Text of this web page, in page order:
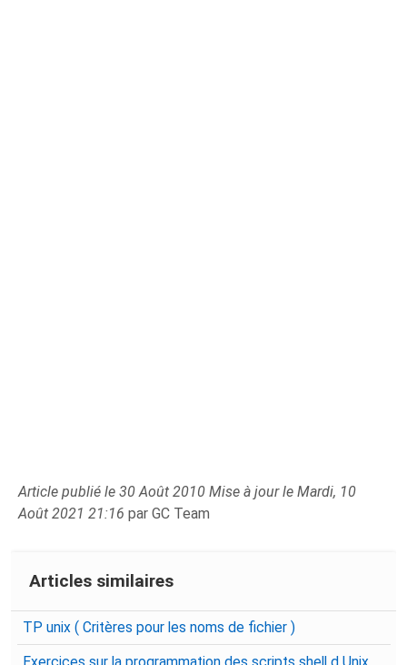
Article publié le 30 Août 2010 Mise à jour le Mardi, 10
Août 2021 21:16par GC Team
Articles similaires
TP unix ( Critères pour les noms de fichier )